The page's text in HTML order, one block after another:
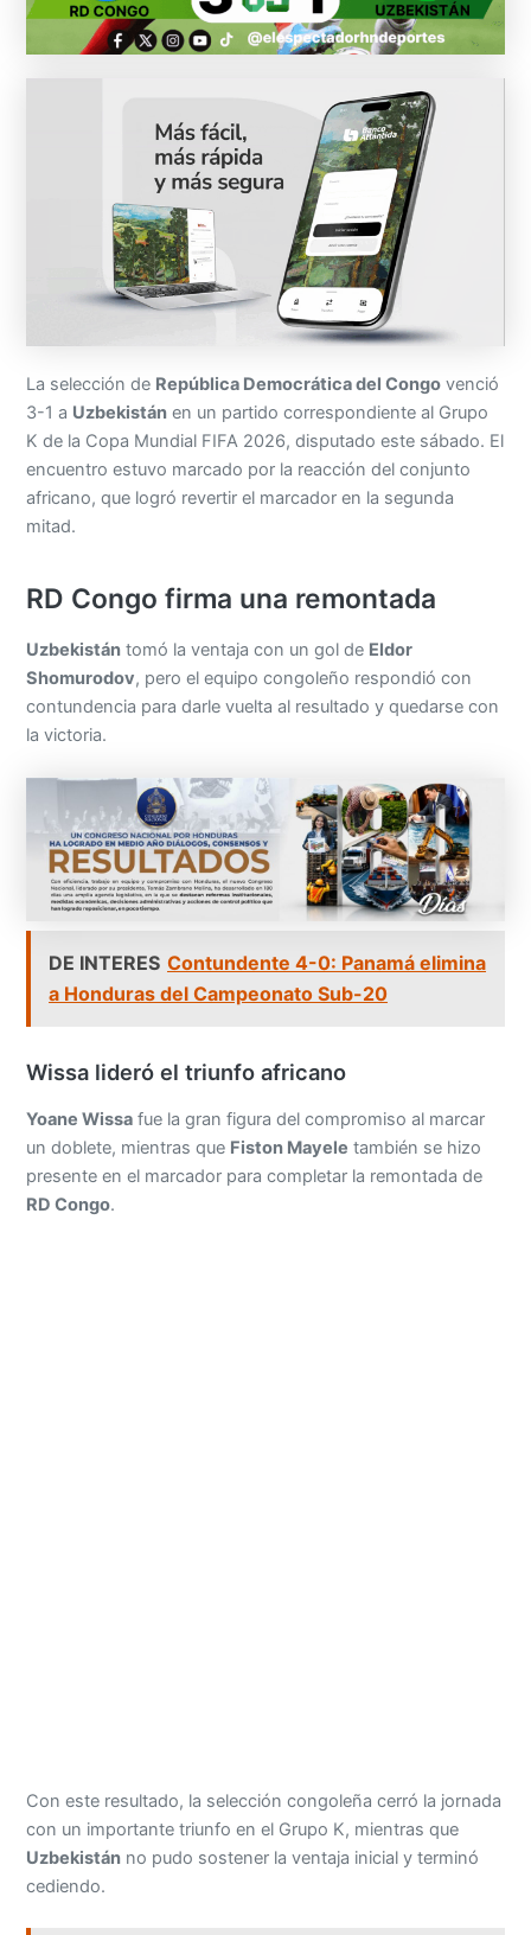
La selección de República Democrática del Congo venció
3-1 a Uzbekistán en un partido correspondiente al Grupo
K de la Copa Mundial FIFA 2026, disputado este sábado. El
encuentro estuvo marcado por la reacción del conjunto
africano, que logró revertir el marcador en la segunda
mitad.
RD Congo firma una remontada
Uzbekistán tomó la ventaja con un gol de Eldor
Shomurodov, pero el equipo congoleño respondió con
contundencia para darle vuelta al resultado y quedarse con
la victoria.
DE INTERES Contundente 4-0: Panamá elimina
a Honduras del Campeonato Sub-20
Wissa lideró el triunfo africano
Yoane Wissa fue la gran figura del compromiso al marcar
un doblete, mientras que Fiston Mayele también se hizo
presente en el marcador para completar la remontada de
RD Congo.
Con este resultado, la selección congoleña cerró la jornada
con un importante triunfo en el Grupo K, mientras que
Uzbekistán no pudo sostener la ventaja inicial y terminó
cediendo.